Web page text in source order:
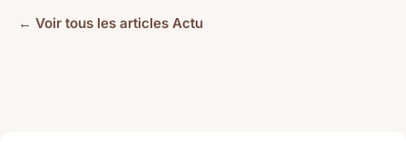
← Voir tous les articles Actu